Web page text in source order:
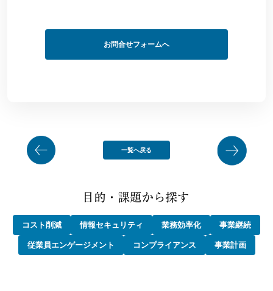
お問合せフォームへ
一覧へ戻る
コスト削減 情報セキュリティ 業務効率化 事業継続
従業員エンゲージメント コンプライアンス 事業計画